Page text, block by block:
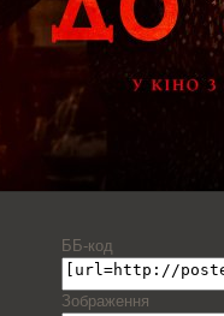
ББ-код
Зображення